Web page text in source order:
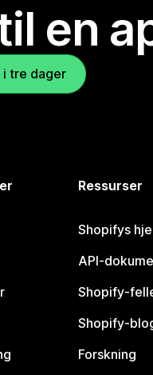
en
i tre dager
Ressurser
Shopifys
API-
Shopify-
Shopify-
Forskning